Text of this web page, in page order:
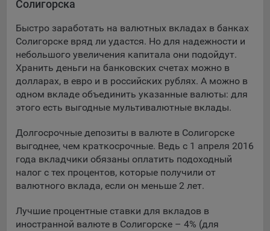
Подобные функции улучшают условия работы
9.3. Файлы cookie предпочтений, например, для настройки
контента. Данные файлы cookie собирают информацию о
выборе пользователя на сайте и его предпочтениях и
позволяют Обществу «запомнить» информацию о
выбранном пользователем городе и других местных
настройках для того, чтобы соответствующим образом
9.4. Аналитические файлы cookie, например
Яндекс.Метрика, Google Analytics. Данные файлы cookie
собирают информацию о том, как пользователь
использовал сайты, и позволяют Обществу вносить в них
улучшения.
Аналитические файлы cookie показывают, какие страницы
сайта Общества посещаются чаще всего, помогают
Солигорска
Быстро заработать на валютных вкладах в банках
Солигорске вряд ли удастся. Но для надежности и
небольшого увеличения капитала они подойдут.
Хранить деньги на банковских счетах можно в
долларах, в евро и в российских рублях. А можно в
одном вкладе объединить указанные валюты: для
этого есть выгодные мультивалютные вклады.
Долгосрочные депозиты в валюте в Солигорске
выгоднее, чем краткосрочные. Ведь с 1 апреля 2016
года вкладчики обязаны оплатить подоходный
налог с тех процентов, которые получили от
валютного вклада, если он меньше 2 лет.
Лучшие процентные ставки для вкладов в
иностранной валюте в Солигорске – 4% (для